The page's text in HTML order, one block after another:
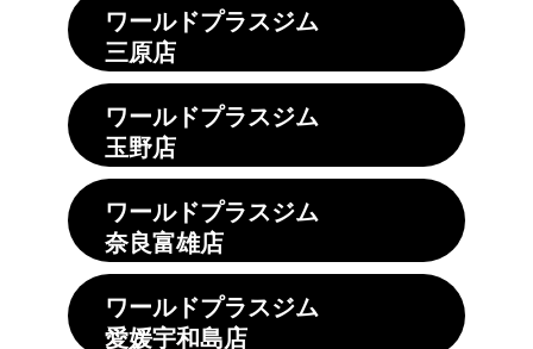
ワールドプラスジム
三原店
ワールドプラスジム
玉野店
ワールドプラスジム
奈良富雄店
ワールドプラスジム
愛媛宇和島店